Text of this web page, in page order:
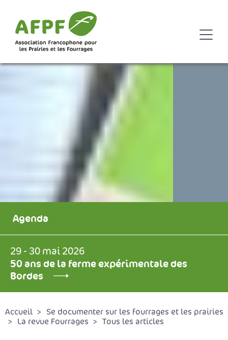
Agenda
29 - 30 mai 2026
50 ans de la ferme expérimentale des
Bordes
Accueil
Se documenter sur les fourrages et les prairies
La revue Fourrages
Tous les articles